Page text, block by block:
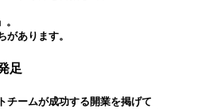
あります。
足
チームが成功する開業を掲げて